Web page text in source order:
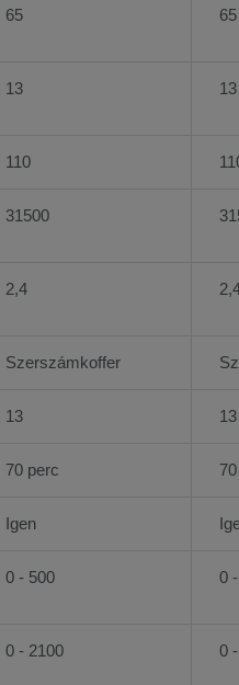
65
13
110
31500
2,4
Szerszámkoffer
13
70 perc
Igen
0 - 500
0 - 2100
65
13
13
0
0